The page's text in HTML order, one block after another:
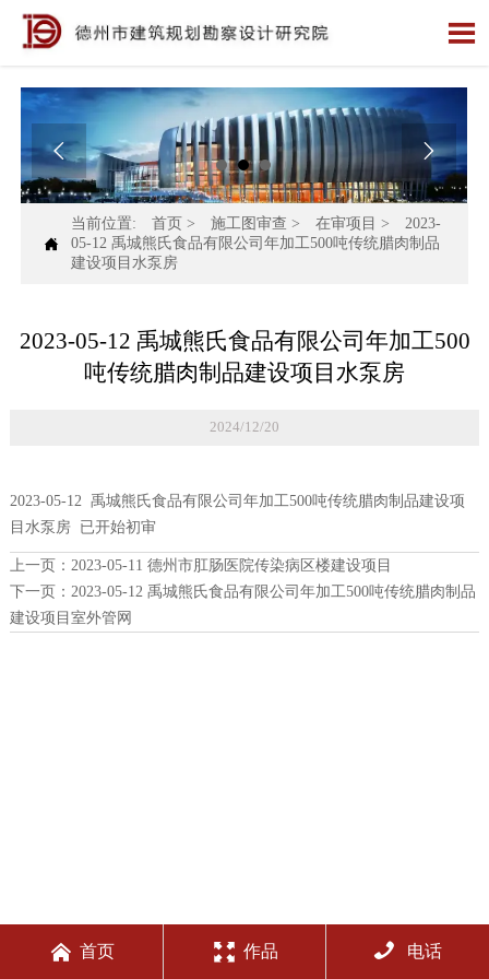

 

当前位置: 首页 > 施工图审查 > 在审项目 >
2023-
05-12 禹城熊氏食品有限公司年加工500吨传统腊肉制品
建设项目水泵房
2023-05-12 禹城熊氏食品有限公司年加工500
吨传统腊肉制品建设项目水泵房
2024/12/20
2023-05-12 禹城熊氏食品有限公司年加工500吨传统腊肉制品建设项
目水泵房 已开始初审
上一页：
2023-05-11 德州市肛肠医院传染病区楼建设项目
下一页： 2023-05-12 禹城熊氏食品有限公司年加工500吨传统腊肉制品
建设项目室外管网
 首页  作品  电话